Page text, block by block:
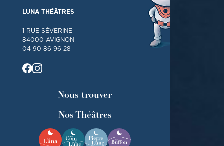
LUNA THÉÂTRES
1 RUE SÉVERINE
84000 AVIGNON
04 90 86 96 28
Nous trouver
Nos Théâtres